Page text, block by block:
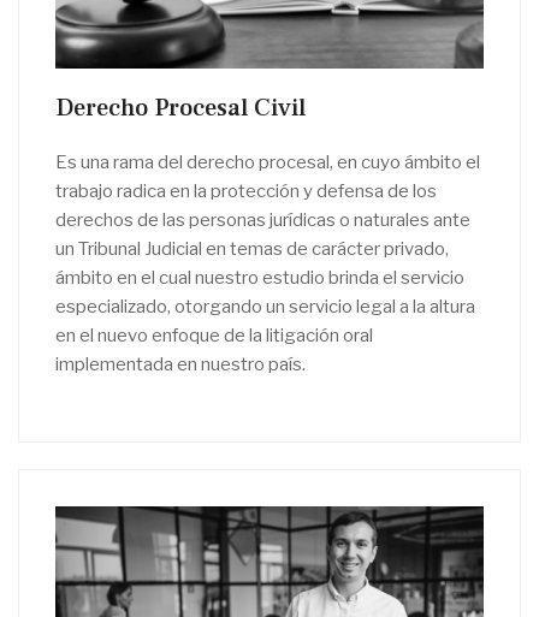
Derecho Procesal Civil
Es una rama del derecho procesal, en cuyo ámbito el
trabajo radica en la protección y defensa de los
derechos de las personas jurídicas o naturales ante
un Tribunal Judicial en temas de carácter privado,
ámbito en el cual nuestro estudio brinda el servicio
especializado, otorgando un servicio legal a la altura
en el nuevo enfoque de la litigación oral
implementada en nuestro país.